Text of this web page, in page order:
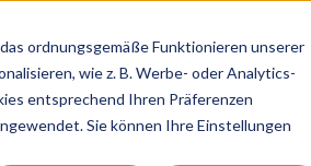
ordnungsgemäße Funktionieren unserer
wie z. B. Werbe- oder Analytics-
entsprechend Ihren Präferenzen
Sie können Ihre Einstellungen